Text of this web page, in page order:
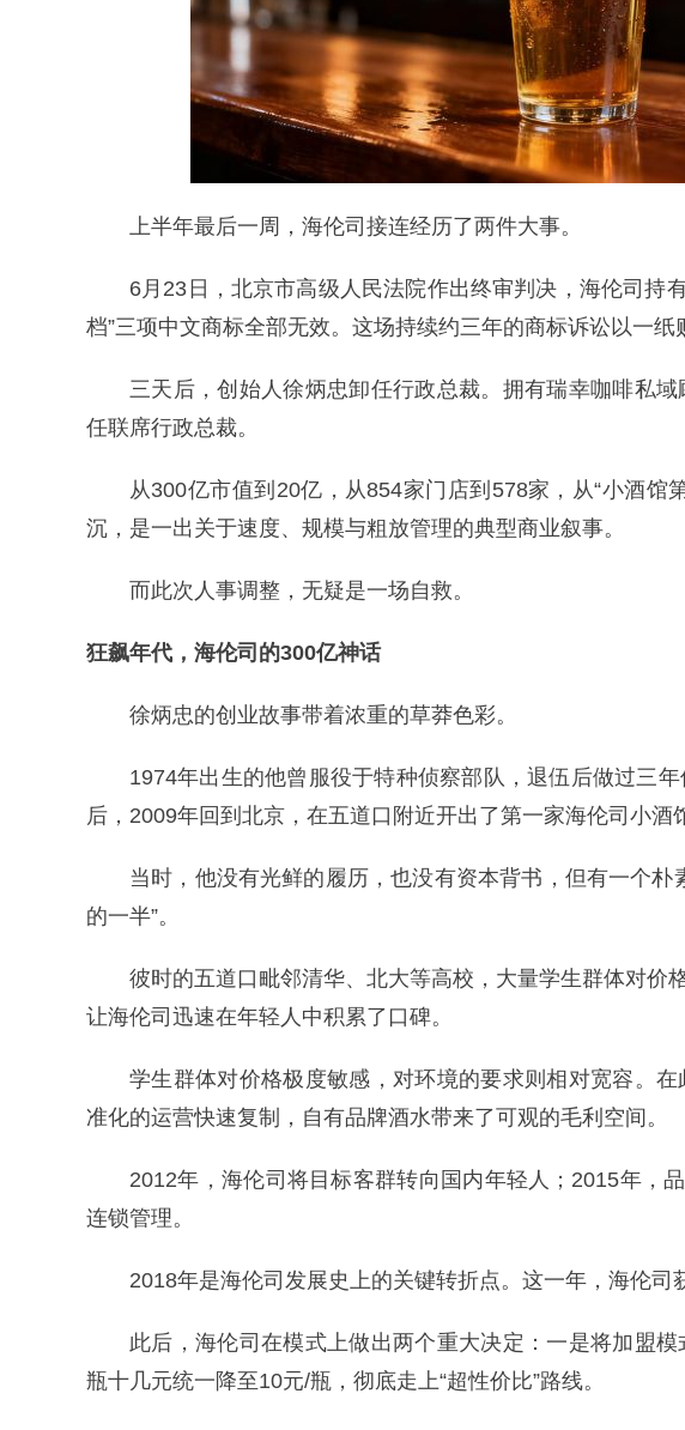
上半年最后一周，海伦司接连经历了两件大事。
6月23日，北京市高级人民法院作出终审判决，海伦司持
档”三项中文商标全部无效。这场持续约三年的商标诉讼以一纸
三天后，创始人徐炳忠卸任行政总裁。拥有瑞幸咖啡私
任联席行政总裁。
从300亿市值到20亿，从854家门店到578家，从“小酒馆
沉，是一出关于速度、规模与粗放管理的典型商业叙事。
而此次人事调整，无疑是一场自救。
狂飙年代，海伦司的300亿神话
徐炳忠的创业故事带着浓重的草莽色彩。
1974年出生的他曾服役于特种侦察部队，退伍后做过三
后，2009年回到北京，在五道口附近开出了第一家海伦司小酒
当时，他没有光鲜的履历，也没有资本背书，但有一个
的一半”。
彼时的五道口毗邻清华、北大等高校，大量学生群体对价
让海伦司迅速在年轻人中积累了口碑。
学生群体对价格极度敏感，对环境的要求则相对宽容。
准化的运营快速复制，自有品牌酒水带来了可观的毛利空间。
2012年，海伦司将目标客群转向国内年轻人；2015年，
连锁管理。
2018年是海伦司发展史上的关键转折点。这一年，海伦司
此后，海伦司在模式上做出两个重大决定：一是将加盟
瓶十几元统一降至10元/瓶，彻底走上“超性价比”路线。